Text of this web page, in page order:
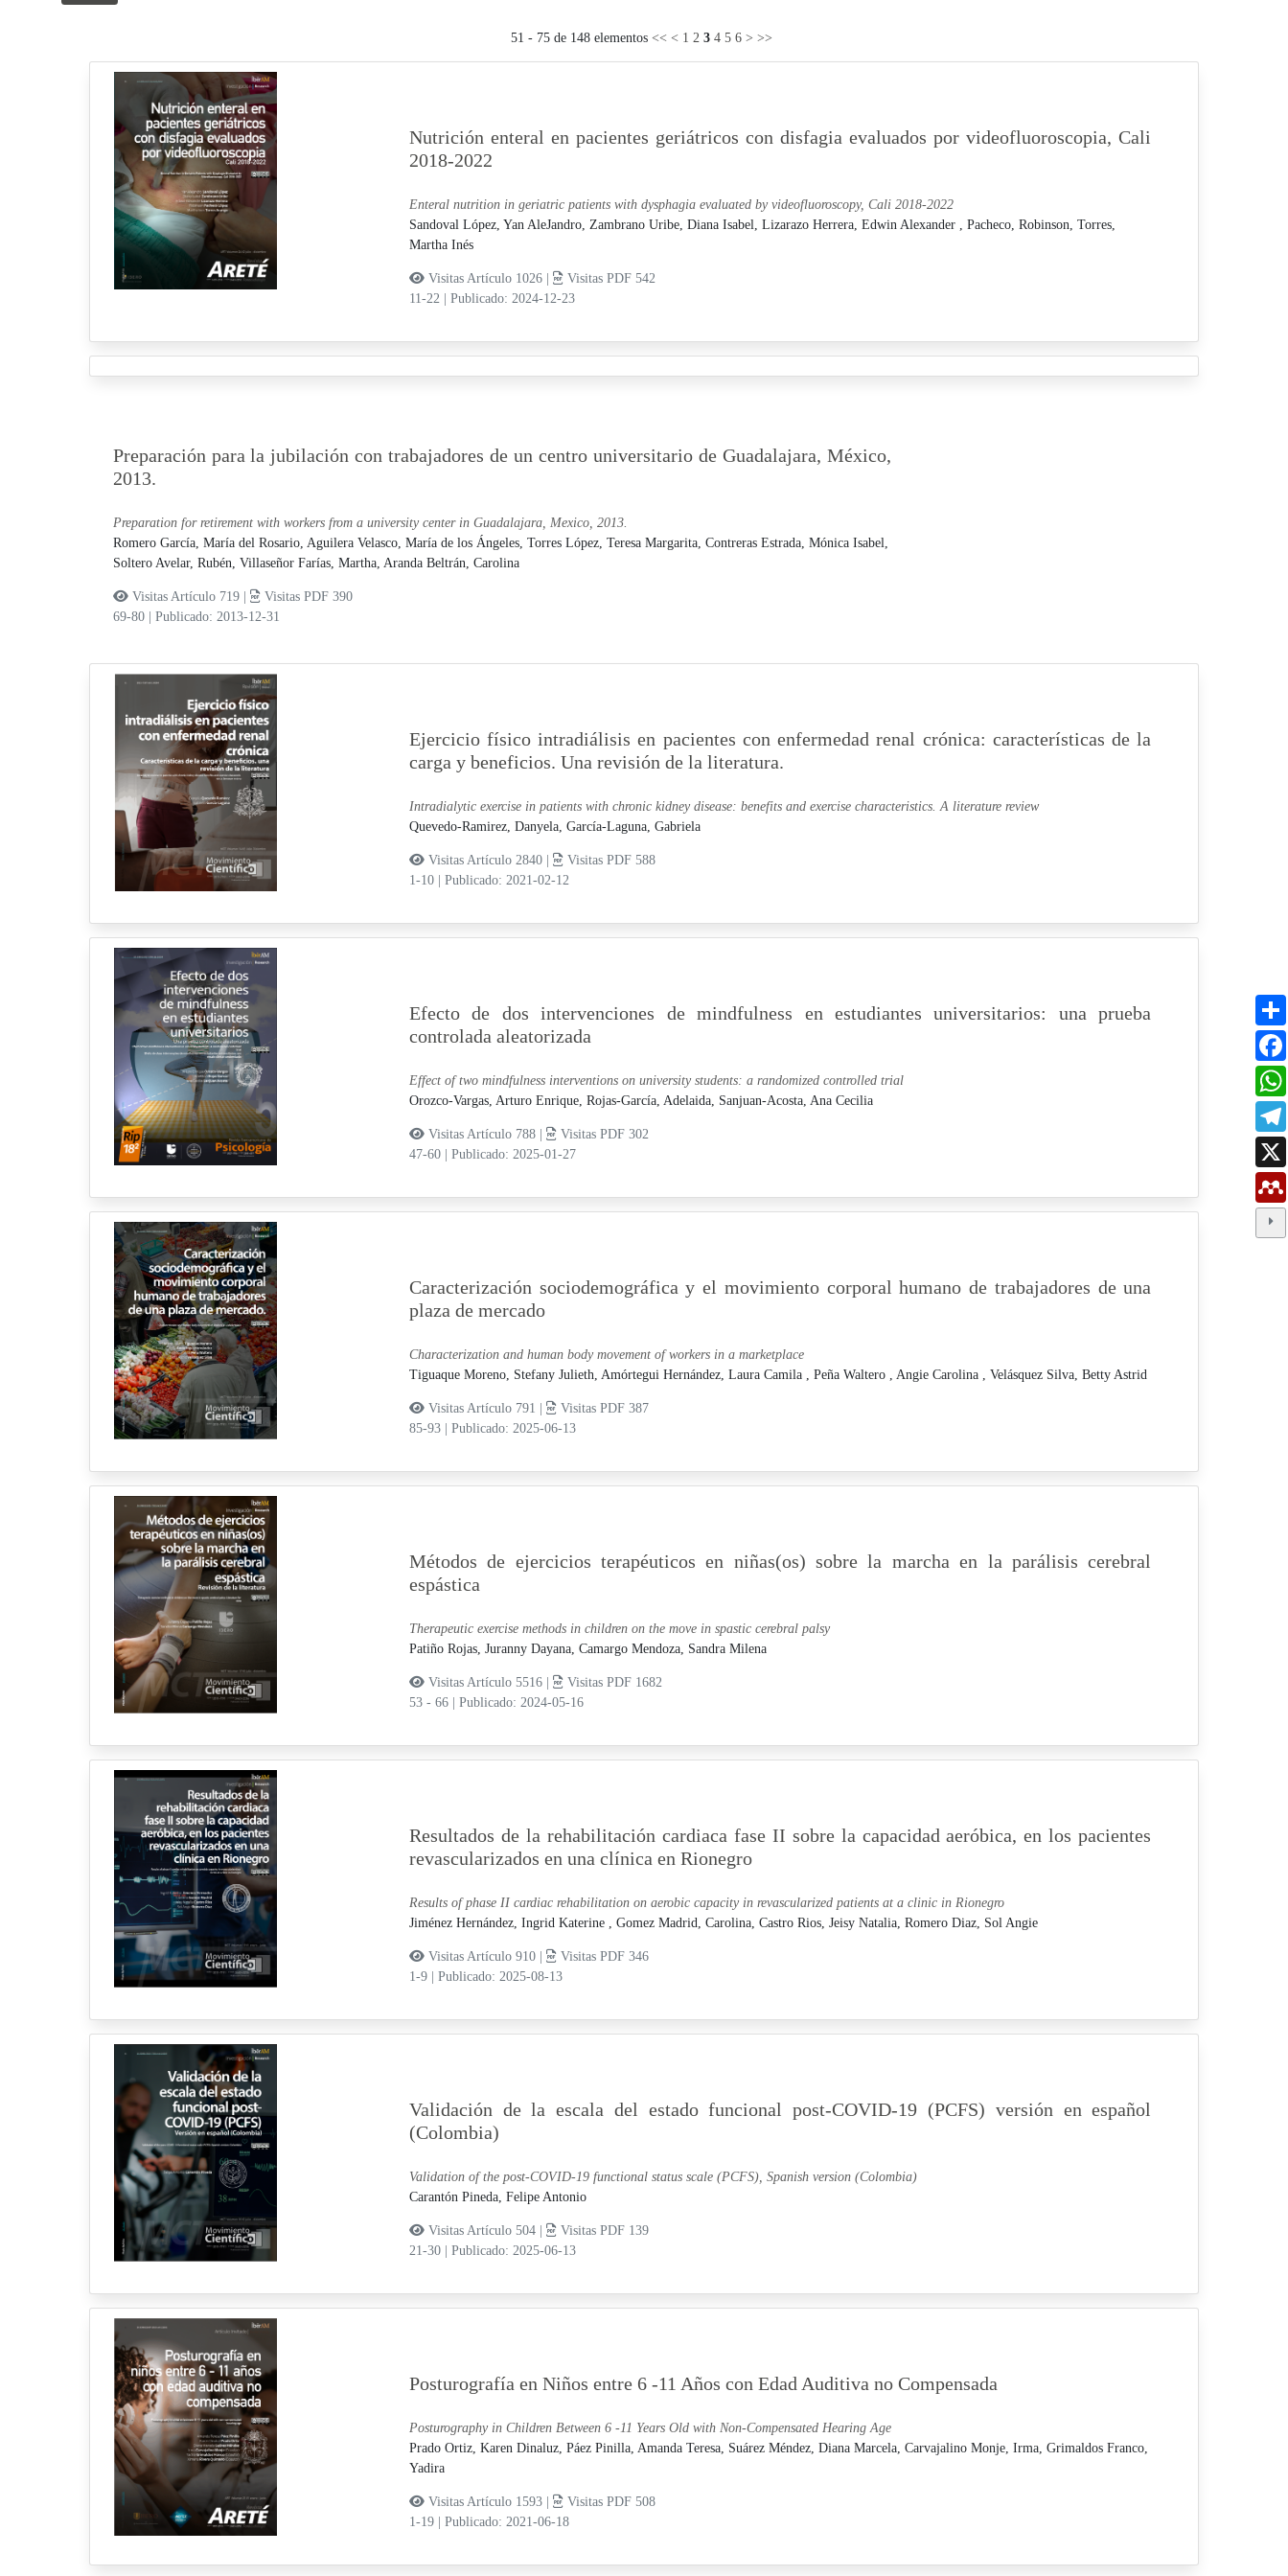
51 - 75 de 148 elementos<< < 1 2 3 4 5 6 > >>
Nutrición enteral en pacientes geriátricos con disfagia evaluados por videofluoroscopia, Cali
2018-2022
Enteral nutrition in geriatric patients with dysphagia evaluated by videofluoroscopy, Cali 2018-2022
Sandoval López, Yan AleJandro, Zambrano Uribe, Diana Isabel, Lizarazo Herrera, Edwin Alexander , Pacheco, Robinson, Torres,
Martha Inés
Visitas Artículo 1026 |
Visitas PDF 542
11-22
Publicado: 2024-12-23
Preparación para la jubilación con trabajadores de un centro universitario de Guadalajara, México,
2013.
Preparation for retirement with workers from a university center in Guadalajara, Mexico, 2013.
Romero García, María del Rosario, Aguilera Velasco, María de los Ángeles, Torres López, Teresa Margarita, Contreras Estrada, Mónica Isabel,
Soltero Avelar, Rubén, Villaseñor Farías, Martha, Aranda Beltrán, Carolina
Visitas Artículo 719 |
Visitas PDF 390
69-80
Publicado: 2013-12-31
Ejercicio físico intradiálisis en pacientes con enfermedad renal crónica: características de la
carga y beneficios. Una revisión de la literatura.
Intradialytic exercise in patients with chronic kidney disease: benefits and exercise characteristics. A literature review
Quevedo-Ramirez, Danyela, García-Laguna, Gabriela
Visitas Artículo 2840 |
Visitas PDF 588
1-10
Publicado: 2021-02-12
Efecto de dos intervenciones de mindfulness en estudiantes universitarios: una prueba
controlada aleatorizada
Effect of two mindfulness interventions on university students: a randomized controlled trial
Orozco-Vargas, Arturo Enrique, Rojas-García, Adelaida, Sanjuan-Acosta, Ana Cecilia
Visitas Artículo 788 |
Visitas PDF 302
47-60
Publicado: 2025-01-27
Caracterización sociodemográfica y el movimiento corporal humano de trabajadores de una
plaza de mercado
Characterization and human body movement of workers in a marketplace
Tiguaque Moreno, Stefany Julieth, Amórtegui Hernández, Laura Camila , Peña Waltero , Angie Carolina , Velásquez Silva, Betty Astrid
Visitas Artículo 791 |
Visitas PDF 387
85-93
Publicado: 2025-06-13
Métodos de ejercicios terapéuticos en niñas(os) sobre la marcha en la parálisis cerebral
espástica
Therapeutic exercise methods in children on the move in spastic cerebral palsy
Patiño Rojas, Juranny Dayana, Camargo Mendoza, Sandra Milena
Visitas Artículo 5516 |
Visitas PDF 1682
53 - 66
Publicado: 2024-05-16
Resultados de la rehabilitación cardiaca fase II sobre la capacidad aeróbica, en los pacientes
revascularizados en una clínica en Rionegro
Results of phase II cardiac rehabilitation on aerobic capacity in revascularized patients at a clinic in Rionegro
Jiménez Hernández, Ingrid Katerine , Gomez Madrid, Carolina, Castro Rios, Jeisy Natalia, Romero Diaz, Sol Angie
Visitas Artículo 910 |
Visitas PDF 346
1-9
Publicado: 2025-08-13
Validación de la escala del estado funcional post-COVID-19 (PCFS) versión en español
(Colombia)
Validation of the post-COVID-19 functional status scale (PCFS), Spanish version (Colombia)
Carantón Pineda, Felipe Antonio
Visitas Artículo 504 |
Visitas PDF 139
21-30
Publicado: 2025-06-13
Posturografía en Niños entre 6 -11 Años con Edad Auditiva no Compensada
Posturography in Children Between 6 -11 Years Old with Non-Compensated Hearing Age
Prado Ortiz, Karen Dinaluz, Páez Pinilla, Amanda Teresa, Suárez Méndez, Diana Marcela, Carvajalino Monje, Irma, Grimaldos Franco,
Yadira
Visitas Artículo 1593 |
Visitas PDF 508
1-19
Publicado: 2021-06-18